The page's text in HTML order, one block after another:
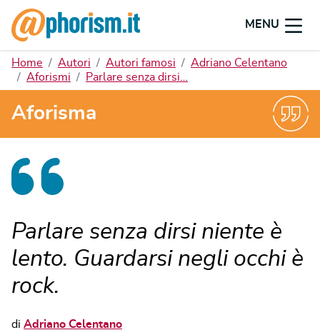
MENU
Home Autori Autori famosi
Adriano Celentano
Aforismi
Parlare senza dirsi…
Aforisma
Parlare senza dirsi niente è
lento. Guardarsi negli occhi è
rock.
di Adriano Celentano